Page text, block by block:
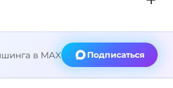
в MAX Подписаться